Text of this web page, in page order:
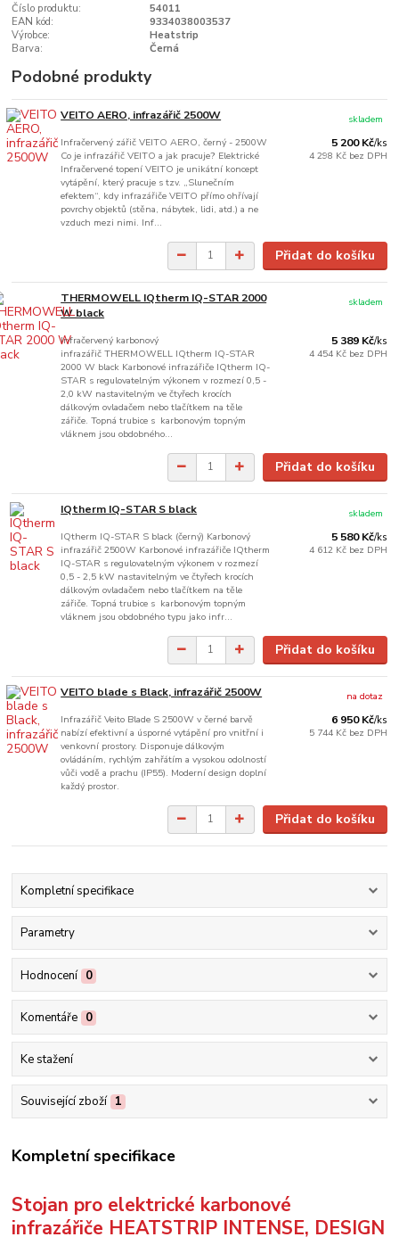
Číslo produktu:
54011
EAN kód:
9334038003537
Výrobce:
Heatstrip
Barva:
Černá
Podobné produkty
VEITO AERO, infrazářič 2500W
Infračervený zářič VEITO AERO, černý - 2500W
Co je infrazářič VEITO a jak pracuje? Elektrické
Infračervené topení VEITO je unikátní koncept
vytápění, který pracuje s tzv. „Slunečním
efektem“, kdy infrazářiče VEITO přímo ohřívají
povrchy objektů (stěna, nábytek, lidi, atd.) a ne
vzduch mezi nimi. Inf...
5 200 Kč/ks
4 298 Kč bez DPH
skladem
Přidat do košíku
THERMOWELL IQtherm IQ-STAR 2000
W black
Infračervený karbonový
infrazářič THERMOWELL IQtherm IQ-STAR
2000 W black Karbonové infrazářiče IQtherm IQ-
STAR s regulovatelným výkonem v rozmezí 0,5 -
2,0 kW nastavitelným ve čtyřech krocích
dálkovým ovladačem nebo tlačítkem na těle
zářiče. Topná trubice s karbonovým topným
vláknem jsou obdobného...
5 389 Kč/ks
4 454 Kč bez DPH
skladem
Přidat do košíku
IQtherm IQ-STAR S black
IQtherm IQ-STAR S black (černý) Karbonový
infrazářič 2500W Karbonové infrazářiče IQtherm
IQ-STAR s regulovatelným výkonem v rozmezí
0,5 - 2,5 kW nastavitelným ve čtyřech krocích
dálkovým ovladačem nebo tlačítkem na těle
zářiče. Topná trubice s karbonovým topným
vláknem jsou obdobného typu jako infr...
5 580 Kč/ks
4 612 Kč bez DPH
skladem
Přidat do košíku
VEITO blade s Black, infrazářič 2500W
Infrazářič Veito Blade S 2500W v černé barvě
nabízí efektivní a úsporné vytápění pro vnitřní i
venkovní prostory. Disponuje dálkovým
ovládáním, rychlým zahřátím a vysokou odolností
vůči vodě a prachu (IP55). Moderní design doplní
každý prostor.
6 950 Kč/ks
5 744 Kč bez DPH
na dotaz
Přidat do košíku
Kompletní specifikace
Parametry
Hodnocení 0
Komentáře 0
Ke stažení
Související zboží 1
Kompletní specifikace
Stojan pro elektrické karbonové
infrazářiče HEATSTRIP INTENSE, DESIGN